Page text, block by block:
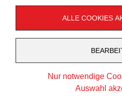
Folgen Sie
LinkedIn
Stolz präsentiert
Theme: Zuki von
veredelt von
ALLE COOKIES
Nur notwendige
Auswahl